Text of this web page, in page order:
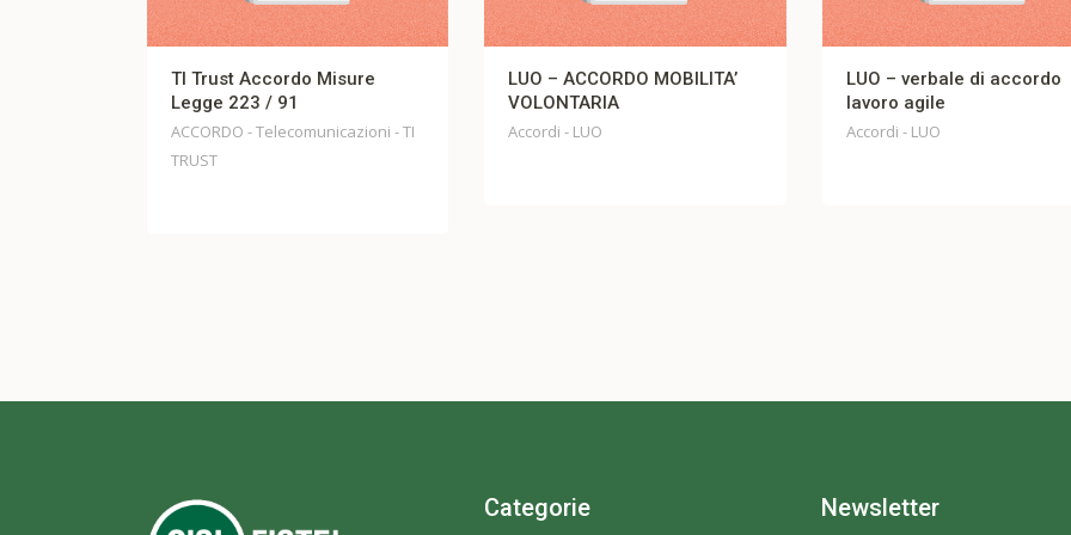
TI Trust Accordo Misure
Legge 223 / 91
ACCORDO - Telecomunicazioni - TI
LUO – ACCORDO MOBILITA’
VOLONTARIA
Accordi - LUO
LUO – verbale di accordo
lavoro agile
Accordi - LUO
Categorie Newsletter